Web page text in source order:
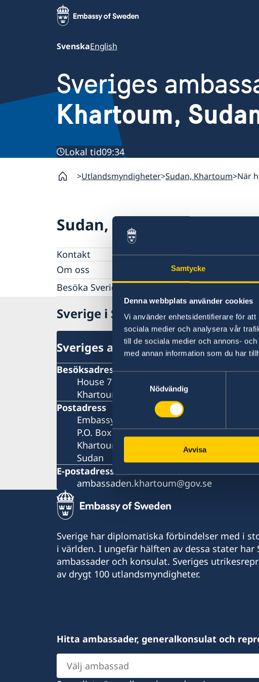
Samtycke
Denna webbplats använder cookies
Vi använder enhetsidentifierare för
sociala medier och analysera vår
till de sociala medier och annons-
med annan information som du har
Nödvändig
Avvisa
SvenskaEnglish
Sveriges
Khartoum,
Lokal tid09:34
Utlandsmyndigheter Sudan, Khartoum När
Sudan, Khartoum
Kontakt
Om oss
Ambassadens personal
GDPR
Lediga tjänster
Besöka Sverige eller Norge
Allmän information om Schengenviseringar
Information för avslagna viseringar
Information för beviljade viseringar
Sverige i Sudan
Sveriges ambassad
Besöksadress
House 70, Street 43,
Khartoum 2, Khartoum
Postadress
Embassy of Sweden
P.O. Box 2206
Khartoum
Sudan
E-postadress
ambassaden.khartoum@gov.se
Sverige har diplomatiska förbindelser med i
i världen. I ungefär hälften av dessa stater har
ambassader och konsulat. Sveriges
av drygt 100 utlandsmyndigheter.
Hitta ambassader, generalkonsulat och
Välj
ambassad